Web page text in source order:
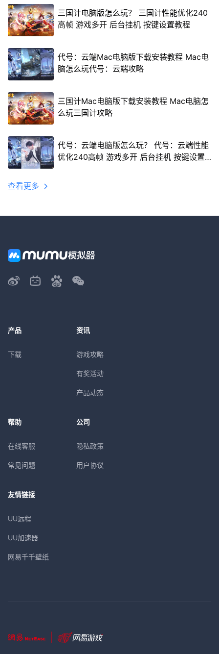
三国计电脑版怎么玩？ 三国计性能优化240
高帧 游戏多开 后台挂机 按键设置教程
代号：云端Mac电脑版下载安装教程 Mac电
脑怎么玩代号：云端攻略
三国计Mac电脑版下载安装教程 Mac电脑怎
么玩三国计攻略
代号：云端电脑版怎么玩？ 代号：云端性能
优化240高帧 游戏多开 后台挂机 按键设置
查看更多
产品
下载
资讯
游戏攻略
有奖活动
产品动态
帮助
在线客服
常见问题
公司
隐私政策
用户协议
友情链接
UU远程
UU加速器
网易千千壁纸